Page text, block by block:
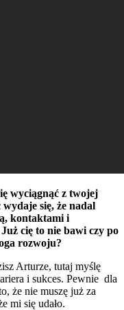
wyciągnąć z twojej
się, że nadal
kontaktami i
cię to nie bawi czy po
rozwoju?
Arturze, tutaj myślę
i sukces. Pewnie dla
że nie muszę już za
mi się udało.